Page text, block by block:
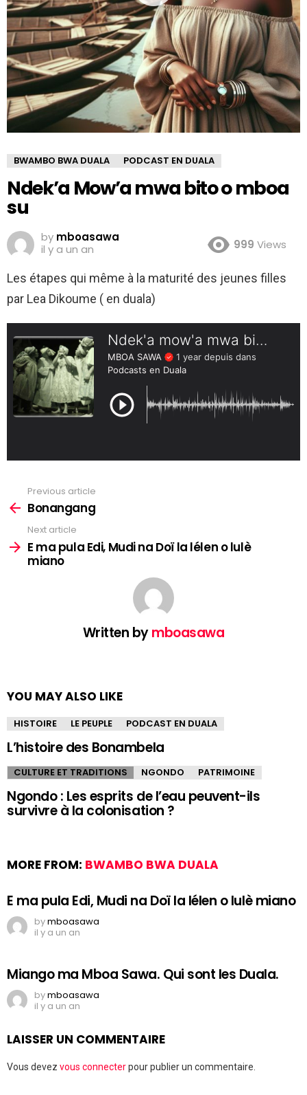
BWAMBO BWA DUALA PODCAST EN DUALA
Ndek’a Mow’a mwa bito o mboa
su
by mboasawa
il y a un an
999 Views
Les étapes qui même à la maturité des jeunes filles
par Lea Dikoume ( en duala)
more
Previous article
Bonangang
Next article
E ma pula Edi, Mudi na Doï la lélen o lulè
miano
Written bymboasawa
YOU MAY ALSO LIKE
HISTOIRE LE PEUPLE PODCAST EN DUALA
L’histoire des Bonambela
CULTURE ET TRADITIONS NGONDO PATRIMOINE
Ngondo : Les esprits de l’eau peuvent-ils
survivre à la colonisation ?
MORE FROM: BWAMBO BWA DUALA
E ma pula Edi, Mudi na Doï la lélen o lulè miano
bymboasawa
il y a un an
Miango ma Mboa Sawa. Qui sont les Duala.
bymboasawa
il y a un an
LAISSER UN COMMENTAIRE
Vous devez vous connecterpour publier un commentaire.